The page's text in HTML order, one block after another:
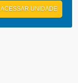
ACESSAR UNIDADE